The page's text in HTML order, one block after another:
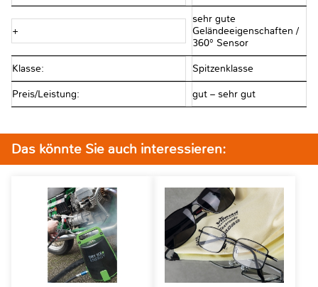
+
sehr gute
Geländeeigenschaften /
360° Sensor
Klasse: Spitzenklasse
Preis/Leistung: gut – sehr gut
Das könnte Sie auch interessieren: